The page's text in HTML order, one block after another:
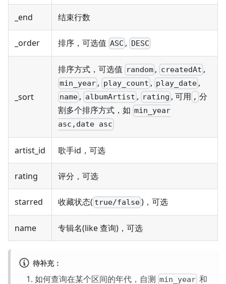
_end 结束行数
_order 排序，可选值 ASC , DESC
_sort
排序方式，可选值 random , createdAt ,
min_year , play_count , play_date ,
name , albumArtist , rating , 可用 , 分
割多个排序方式，如 min_year
asc,date asc
artist_id 歌手id，可选
rating 评分，可选
starred 收藏状态( true/false)，可选
name 专辑名(like 查询)，可选
待补充：
如何查询在某个区间的年代，自测 min_year 和